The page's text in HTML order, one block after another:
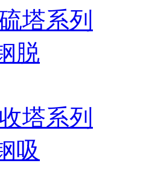
塔系列
脱
塔系列
吸